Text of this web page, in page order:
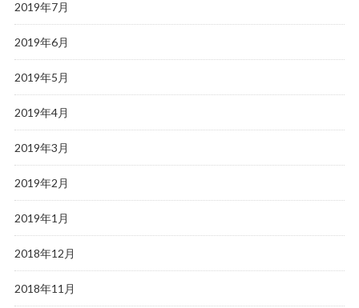
2019年7月
2019年6月
2019年5月
2019年4月
2019年3月
2019年2月
2019年1月
2018年12月
2018年11月